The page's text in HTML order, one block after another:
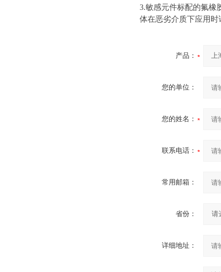
3.敏感元件标配的氟橡
体在恶劣介质下应用时
产品：
您的单位：
您的姓名：
联系电话：
常用邮箱：
省份：
详细地址：